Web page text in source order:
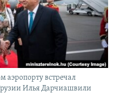
аэропорту встречал
Илья Дарчиашвили